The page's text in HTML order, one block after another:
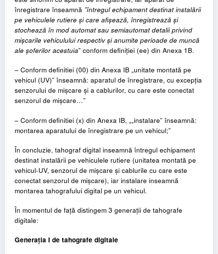
înregistrare înseamnă ”întregul echipament destinat instalării
pe vehiculele rutiere și care afișează, înregistrează și
stochează în mod automat sau semiautomat detalii privind
mișcarile vehiculului respectiv și anumite perioade de muncă
ale șoferilor acestuia” conform definiției (ee) din Anexa 1B.
– Conform definitiei (00) din Anexa IB „unitate montată pe
vehicul (UV)” înseamnă: aparatul de înregistrare, cu excepția
senzorului de mișcare și a cablurilor, cu care este conectat
senzorul de mișcare…”
– Conform definitiei (x) din Anexa IB, „„instalare” înseamnă:
montarea aparatului de înregistrare pe un vehicul;”
În concluzie, tahograf digital inseamnă întregul echipament
destinat instalării pe vehiculele rutiere (unitatea montată pe
vehicul-UV, senzorul de mișcare și cablurile cu care este
conectat senzorul de mișcare), iar instalare inseamnă
montarea tahografului digital pe un vehicul.
În momentul de față distingem 3 generații de tahografe
digitale:
Generația I de tahografe digitale